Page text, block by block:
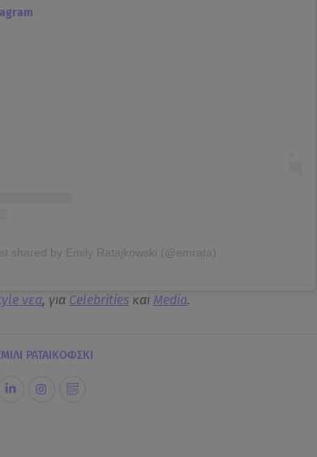
shared by Emily Ratajkowski (@emrata)
νεα, για Celebritiesκαι Media.
ΡΑΤΑΙΚΟΦΣΚΙ